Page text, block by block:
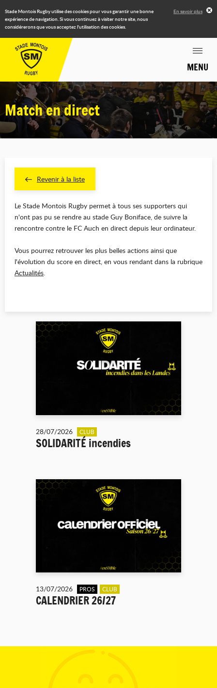
Stade Montois Rugby utilise des cookies pour vous garantir une bonne
expérience de navigation. Si vous continuez à visiter notre site, nous
considérerons que vous acceptez l'utilisation des cookies.
En savoir plus
MENU
Match en direct
Revenir à la liste
Le Stade Montois Rugby permet à tous ses supporters qui
n'ont pas pu se rendre au stade Guy Boniface, de suivre la
rencontre contre le FC Auch en direct depuis leur ordinateur.
Vous pourrez retrouver les plus belles actions ainsi que
l'évolution du score en direct, en vous rendant dans la rubrique
Actualités.
28/07/2026 CLUB
SOLIDARITÉ incendies
13/07/2026 PROS CLUB
CALENDRIER 26/27